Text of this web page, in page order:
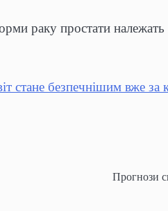
раку простати
стане безпечнішим вже за
Прогнози